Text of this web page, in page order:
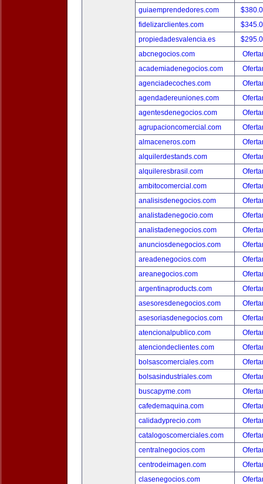
guiaemprendedores.com
fidelizarclientes.com
propiedadesvalencia.es
abcnegocios.com
academiadenegocios.com
agenciadecoches.com
agendadereuniones.com
agentesdenegocios.com
agrupacioncomercial.com
almaceneros.com
alquilerdestands.com
alquileresbrasil.com
ambitocomercial.com
analisisdenegocios.com
analistadenegocio.com
analistadenegocios.com
anunciosdenegocios.com
areadenegocios.com
areanegocios.com
argentinaproducts.com
asesoresdenegocios.com
asesoriasdenegocios.com
atencionalpublico.com
atenciondeclientes.com
bolsascomerciales.com
bolsasindustriales.com
buscapyme.com
cafedemaquina.com
calidadyprecio.com
catalogoscomerciales.com
centralnegocios.com
centrodeimagen.com
clasenegocios.com